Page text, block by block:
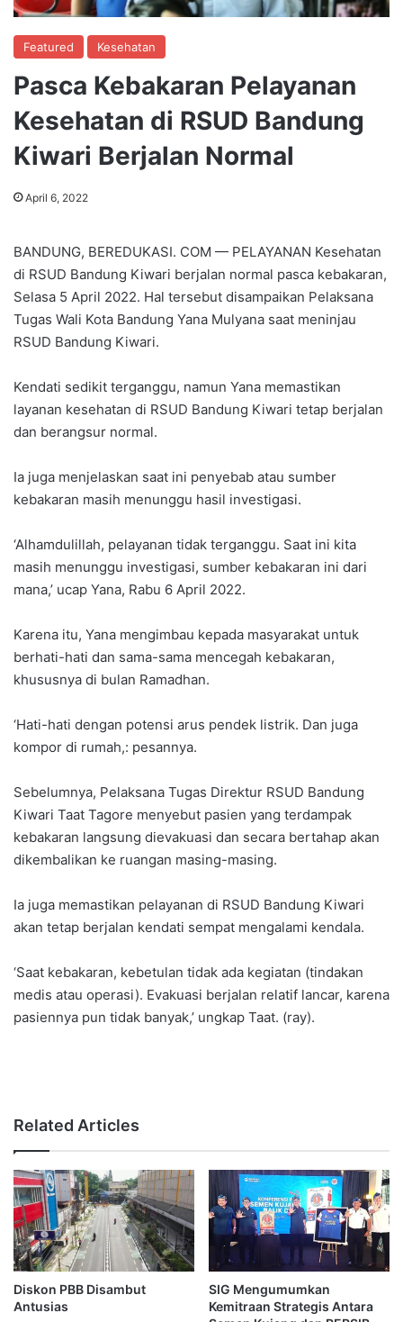
Featured Kesehatan
Pasca Kebakaran Pelayanan
Kesehatan di RSUD Bandung
Kiwari Berjalan Normal
April 6, 2022
BANDUNG, BEREDUKASI. COM — PELAYANAN Kesehatan
di RSUD Bandung Kiwari berjalan normal pasca kebakaran,
Selasa 5 April 2022. Hal tersebut disampaikan Pelaksana
Tugas Wali Kota Bandung Yana Mulyana saat meninjau
RSUD Bandung Kiwari.
Kendati sedikit terganggu, namun Yana memastikan
layanan kesehatan di RSUD Bandung Kiwari tetap berjalan
dan berangsur normal.
Ia juga menjelaskan saat ini penyebab atau sumber
kebakaran masih menunggu hasil investigasi.
‘Alhamdulillah, pelayanan tidak terganggu. Saat ini kita
masih menunggu investigasi, sumber kebakaran ini dari
mana,’ ucap Yana, Rabu 6 April 2022.
Karena itu, Yana mengimbau kepada masyarakat untuk
berhati-hati dan sama-sama mencegah kebakaran,
khususnya di bulan Ramadhan.
‘Hati-hati dengan potensi arus pendek listrik. Dan juga
kompor di rumah,: pesannya.
Sebelumnya, Pelaksana Tugas Direktur RSUD Bandung
Kiwari Taat Tagore menyebut pasien yang terdampak
kebakaran langsung dievakuasi dan secara bertahap akan
dikembalikan ke ruangan masing-masing.
Ia juga memastikan pelayanan di RSUD Bandung Kiwari
akan tetap berjalan kendati sempat mengalami kendala.
‘Saat kebakaran, kebetulan tidak ada kegiatan (tindakan
medis atau operasi). Evakuasi berjalan relatif lancar, karena
pasiennya pun tidak banyak,’ ungkap Taat. (ray).
Related Articles
Diskon PBB Disambut
Antusias
SIG Mengumumkan
Kemitraan Strategis Antara